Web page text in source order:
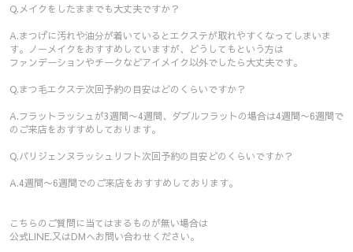
Q.メイクをしたままでも大丈夫ですか？
A.まつげに汚れや油分が着いているとエクステが取れやすくなってしまいま
す。ノーメイクをおすすめしていますが、どうしてもという方は
ファンデーションやチークなどアイメイク以外でしたら大丈夫です。
Q.まつ毛エクステ次回予約の目安はどのくらいですか？
A.フラットラッシュが3週間〜4週間、ダブルフラットの場合は4週間〜6週間で
のご来店をおすすめしております。
Q.パリジェンヌラッシュリフト次回予約の目安どのくらいですか？
A.4週間〜6週間でのご来店をおすすめしております。
こちらのご質問に当てはまるものが無い場合は
公式LINE.又はDMへお問い合わせください。